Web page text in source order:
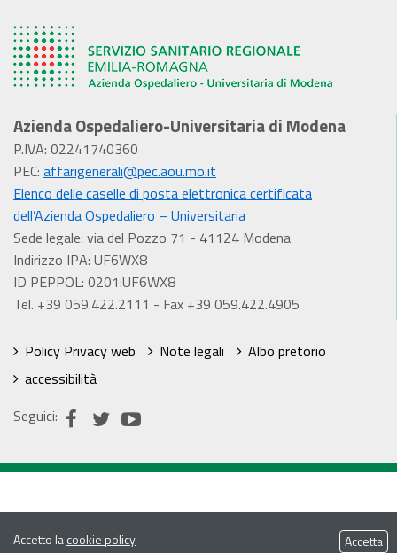
Azienda Ospedaliero-Universitaria di Modena
P.IVA: 02241740360
PEC: affarigenerali@pec.aou.mo.it
Elenco delle caselle di posta elettronica certificata
dell’Azienda Ospedaliero – Universitaria
Sede legale: via del Pozzo 71 - 41124 Modena
Indirizzo IPA: UF6WX8
ID PEPPOL: 0201:UF6WX8
Tel. +39 059.422.2111 - Fax +39 059.422.4905
Policy Privacy web Note legali
Albo pretorio
accessibilità
Seguici:
Accetto lacookie policy Accetta